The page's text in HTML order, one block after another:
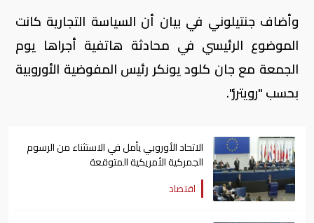
وأضاف جنتيلوني في بيان أن السياسة التجارية كانت
الموضوع الرئيسي في محادثة هاتفية أجراها يوم
الجمعة مع جان كلود يونكر رئيس المفوضية الأوروبية
بحسب "رويترز".
الاتحاد الأوروبي يأمل في الاستثناء من الرسوم
الجمركية الأمريكية المتوقعة
اقتصاد